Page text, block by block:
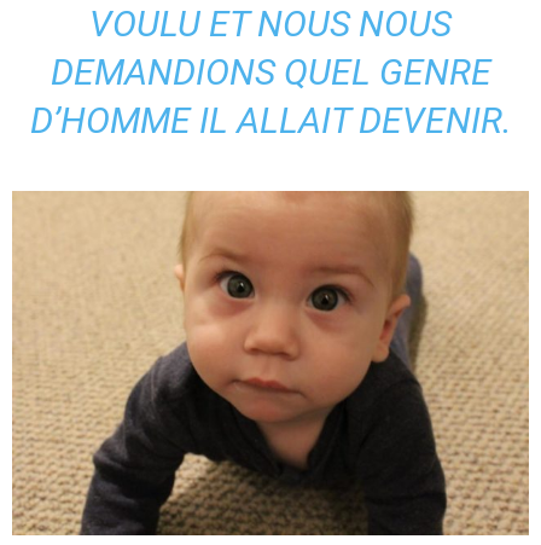
VOULU ET NOUS NOUS
DEMANDIONS QUEL GENRE
D’HOMME IL ALLAIT DEVENIR.